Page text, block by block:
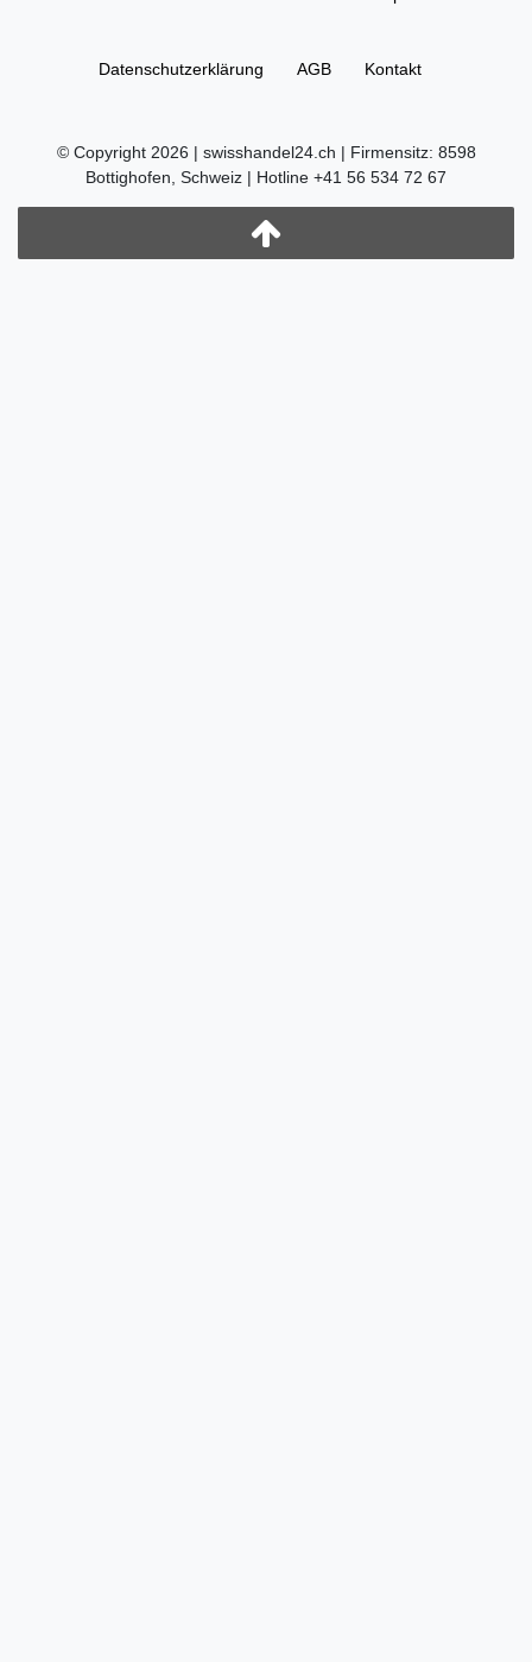
Daten­schutz­erklärung AGB Kontakt
© Copyright 2026 | swisshandel24.ch | Firmensitz: 8598
Bottighofen, Schweiz | Hotline +41 56 534 72 67